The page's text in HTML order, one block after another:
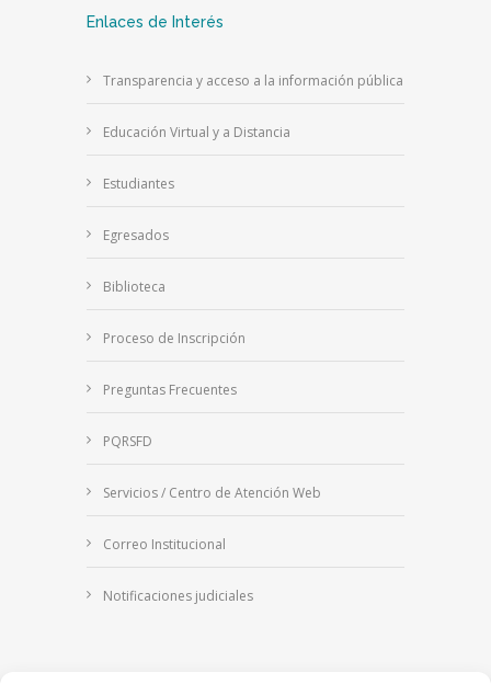
Enlaces de Interés
Transparencia y acceso a la información pública
Educación Virtual y a Distancia
Estudiantes
Egresados
Biblioteca
Proceso de Inscripción
Preguntas Frecuentes
PQRSFD
Servicios / Centro de Atención Web
Correo Institucional
Notificaciones judiciales